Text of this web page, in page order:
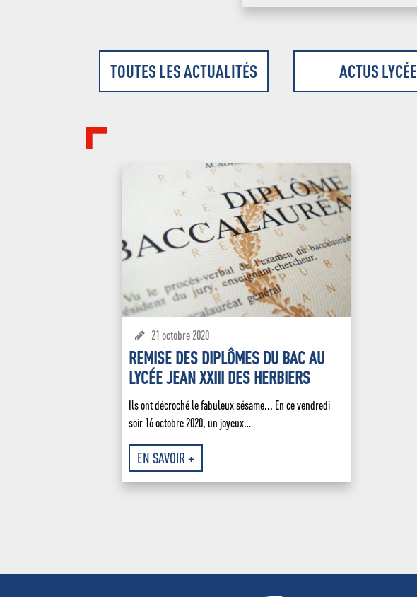
TOUTES LES ACTUALITÉS ACTUS LYCÉE
21 octobre 2020
REMISE DES DIPLÔMES DU BAC AU
LYCÉE JEAN XXIII DES HERBIERS
Ils ont décroché le fabuleux sésame... En ce vendredi
soir 16 octobre 2020, un joyeux…
EN SAVOIR +